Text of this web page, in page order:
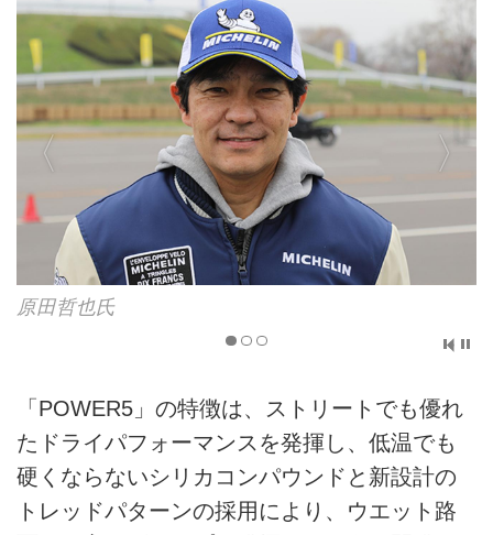
原田哲也氏
「POWER5」の特徴は、ストリートでも優れ
たドライパフォーマンスを発揮し、低温でも
硬くならないシリカコンパウンドと新設計の
トレッドパターンの採用により、ウエット路